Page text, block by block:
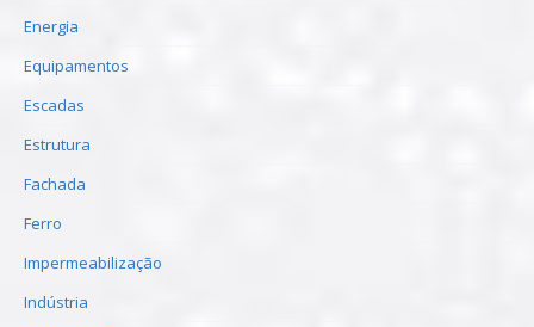
Energia
Equipamentos
Escadas
Estrutura
Fachada
Ferro
Impermeabilização
Indústria